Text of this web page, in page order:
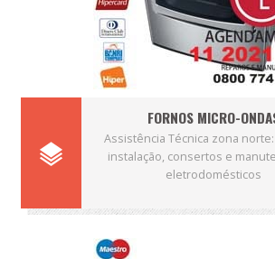
FORNOS MICRO-
Assistência Técnica zona
instalação, consertos e
eletrodomésticos